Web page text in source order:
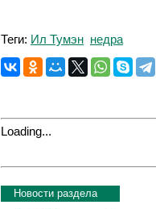
Теги: Ил Тумэн недра
Loading...
Новости раздела